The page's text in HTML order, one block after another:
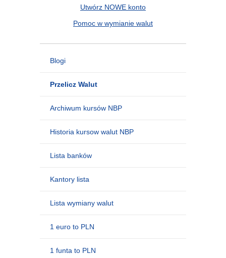
Utwórz NOWE konto
Pomoc w wymianie walut
Blogi
Przelicz Walut
Archiwum kursów NBP
Historia kursow walut NBP
Lista banków
Kantory lista
Lista wymiany walut
1 euro to PLN
1 funta to PLN